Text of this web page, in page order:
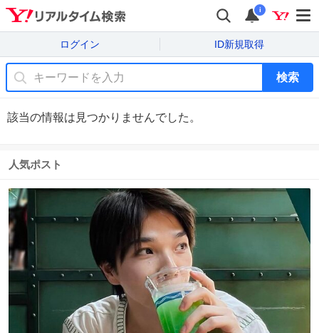
i
ログイン ID新規取得
検索
該当の情報は見つかりませんでした。
人気ポスト